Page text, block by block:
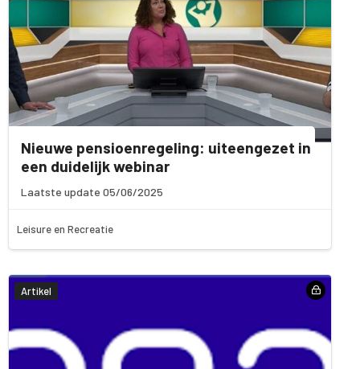
Nieuwe pensioenregeling: uiteengezet in
een duidelijk webinar
Laatste update 05/06/2025
Leisure en Recreatie
Artikel